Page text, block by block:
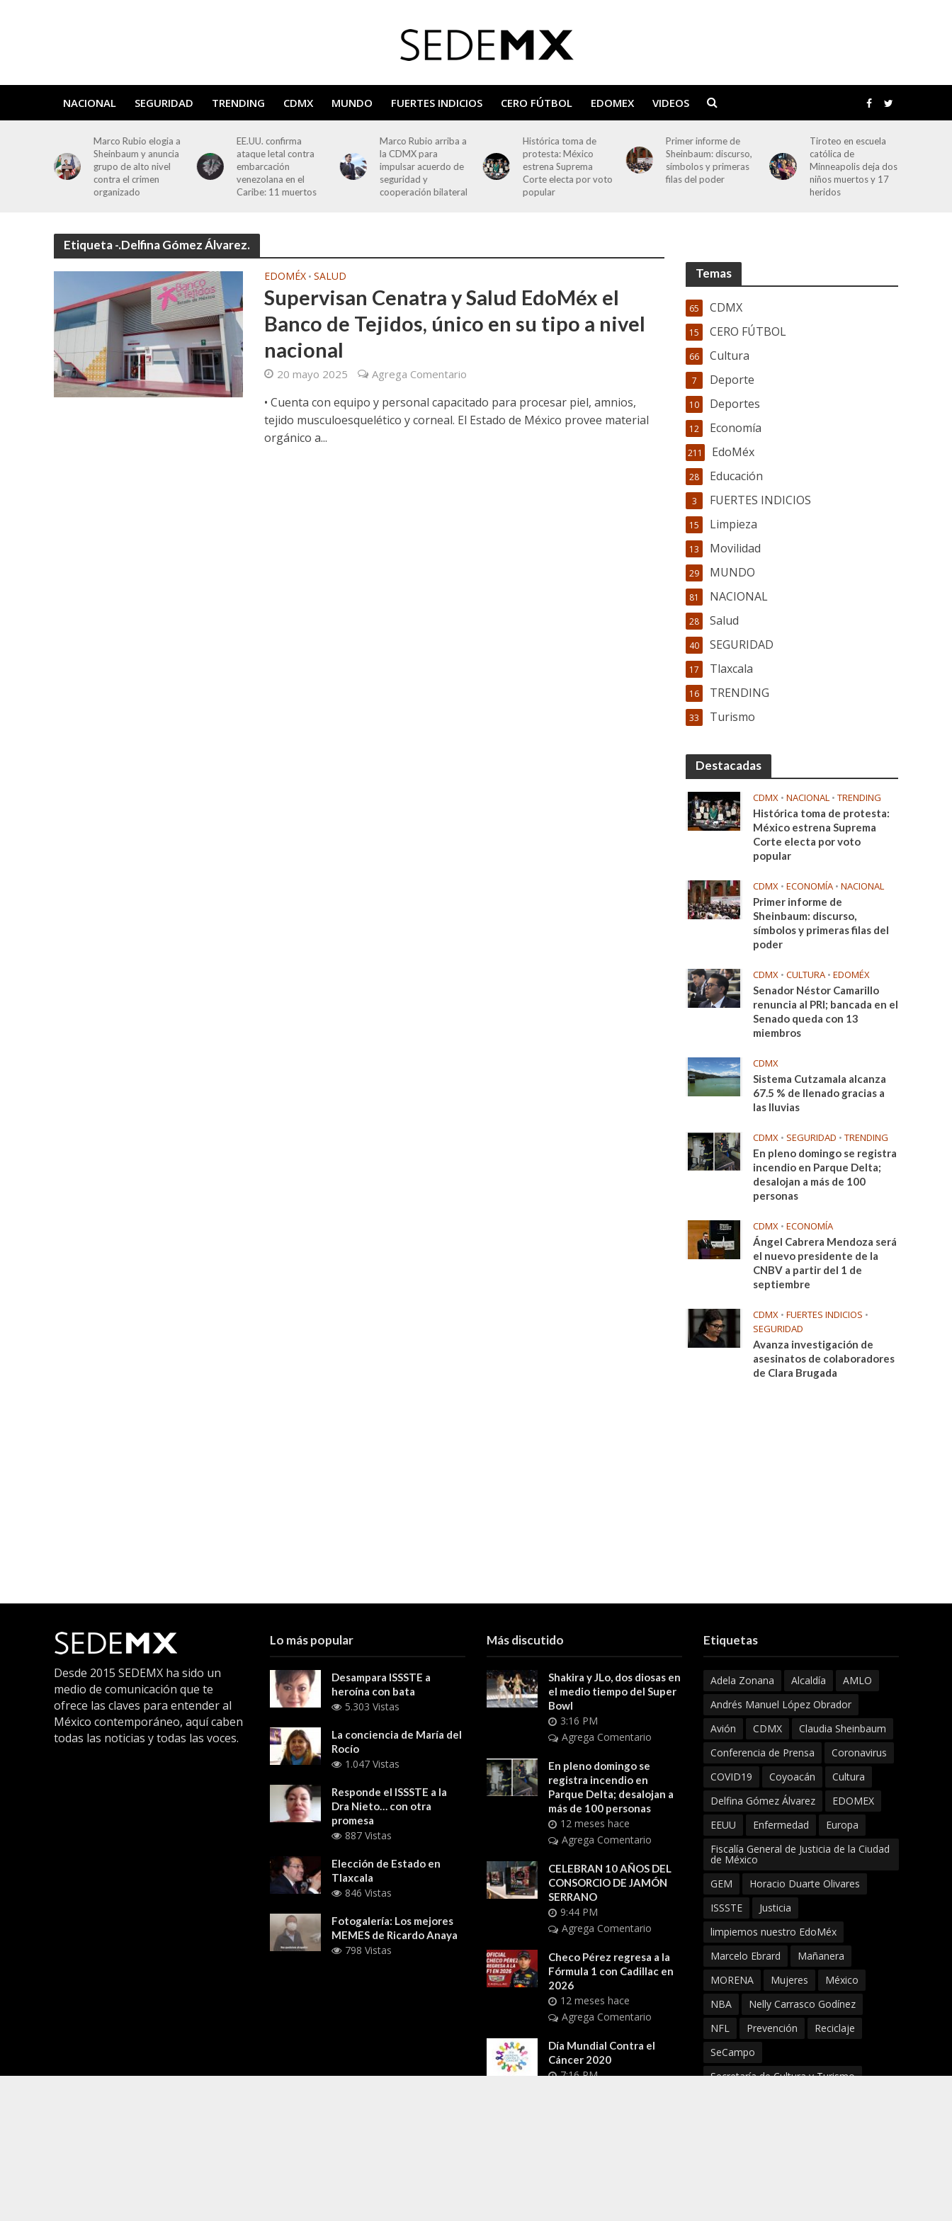
NACIONAL SEGURIDAD TRENDING CDMX MUNDO FUERTES INDICIOS CERO FÚTBOL EDOMEX VIDEOS
Marco Rubio elogia a
Sheinbaum y anuncia
grupo de alto nivel
contra el crimen
organizado
EE.UU. confirma
ataque letal contra
embarcación
venezolana en el
Caribe: 11 muertos
Marco Rubio arriba a
la CDMX para
impulsar acuerdo de
seguridad y
cooperación bilateral
Histórica toma de
protesta: México
estrena Suprema
Corte electa por voto
popular
Primer informe de
Sheinbaum: discurso,
símbolos y primeras
filas del poder
Tiroteo en escuela
católica de
Minneapolis deja dos
niños muertos y 17
heridos
Etiqueta -.Delfina Gómez Álvarez.
EDOMÉX • SALUD
Supervisan Cenatra y Salud EdoMéx el
Banco de Tejidos, único en su tipo a nivel
nacional
20 mayo 2025 Agrega Comentario
• Cuenta con equipo y personal capacitado para procesar piel, amnios,
tejido musculoesquelético y corneal. El Estado de México provee material
orgánico a...
Temas
CDMX
65
CERO FÚTBOL
15
Cultura
66
Deporte
7
Deportes
10
Economía
12
EdoMéx
211
Educación
28
FUERTES INDICIOS
3
Limpieza
15
Movilidad
13
MUNDO
29
NACIONAL
81
Salud
28
SEGURIDAD
40
Tlaxcala
17
TRENDING
16
Turismo
33
Destacadas
CDMX • NACIONAL • TRENDING
Histórica toma de protesta:
México estrena Suprema
Corte electa por voto
popular
CDMX • ECONOMÍA • NACIONAL
Primer informe de
Sheinbaum: discurso,
símbolos y primeras filas del
poder
CDMX • CULTURA • EDOMÉX
Senador Néstor Camarillo
renuncia al PRI; bancada en el
Senado queda con 13
miembros
CDMX
Sistema Cutzamala alcanza
67.5 % de llenado gracias a
las lluvias
CDMX • SEGURIDAD • TRENDING
En pleno domingo se registra
incendio en Parque Delta;
desalojan a más de 100
personas
CDMX • ECONOMÍA
Ángel Cabrera Mendoza será
el nuevo presidente de la
CNBV a partir del 1 de
septiembre
CDMX • FUERTES INDICIOS •
SEGURIDAD
Avanza investigación de
asesinatos de colaboradores
de Clara Brugada
Desde 2015 SEDEMX ha sido un
medio de comunicación que te
ofrece las claves para entender al
México contemporáneo, aquí caben
todas las noticias y todas las voces.
Lo más popular
Desampara ISSSTE a
heroína con bata
5.303 Vistas
La conciencia de María del
Rocío
1.047 Vistas
Responde el ISSSTE a la
Dra Nieto… con otra
promesa
887 Vistas
Elección de Estado en
Tlaxcala
846 Vistas
Fotogalería: Los mejores
MEMES de Ricardo Anaya
798 Vistas
Más discutido
Shakira y JLo, dos diosas en
el medio tiempo del Super
Bowl
3:16 PM
Agrega Comentario
En pleno domingo se
registra incendio en
Parque Delta; desalojan a
más de 100 personas
12 meses hace
Agrega Comentario
CELEBRAN 10 AÑOS DEL
CONSORCIO DE JAMÓN
SERRANO
9:44 PM
Agrega Comentario
Checo Pérez regresa a la
Fórmula 1 con Cadillac en
2026
12 meses hace
Agrega Comentario
Día Mundial Contra el
Cáncer 2020
7:16 PM
Etiquetas
Adela Zonana Alcaldía
AMLO
Andrés Manuel López Obrador
Avión
CDMX
Claudia Sheinbaum
Conferencia de Prensa
Coronavirus
COVID19
Coyoacán
Cultura
Delfina Gómez Álvarez
EDOMEX
EEUU
Enfermedad
Europa
Fiscalía General de Justicia de la Ciudad
de México
GEM
Horacio Duarte Olivares
ISSSTE
Justicia
limpiemos nuestro EdoMéx
Marcelo Ebrard
Mañanera
MORENA
Mujeres
México
NBA
Nelly Carrasco Godínez
NFL
Prevención
Reciclaje
SeCampo
Secretaría de Cultura y Turismo